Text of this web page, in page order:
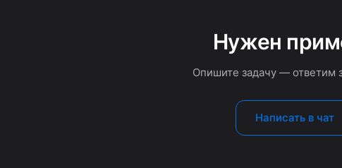
Нужен
Опишите задачу — ответим
Написать в чат